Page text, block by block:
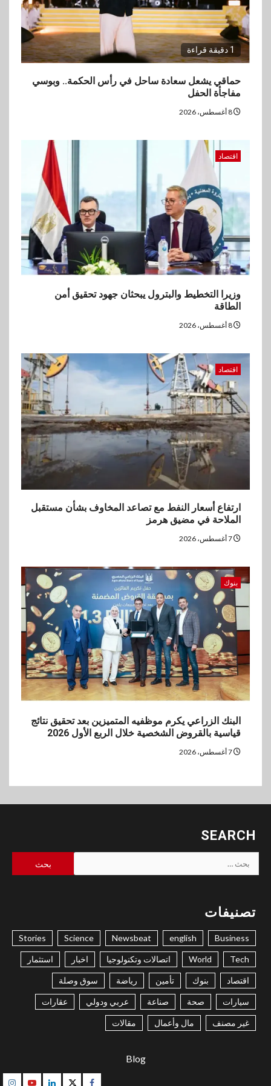
المخاوف بشأن مستقبل الملاحة
في مضيق هرمز
4 بنوك
البنك الزراعي يكرم موظفيه
المتميزين بعد تحقيق نتائج قياسية
إنتيسا سان باولو تحقق 5.6 مليار
يورو صافي ربح في النصف الأول
2026
1 دقيقة قراءة
حماقي يشعل سعادة ساحل في رأس الحكمة.. وبوسي
مفاجأة الحفل
اقتصاد
وزيرا التخطيط والبترول يبحثان جهود تحقيق أمن
الطاقة
اقتصاد
ارتفاع أسعار النفط مع تصاعد المخاوف بشأن مستقبل
الملاحة في مضيق هرمز
بنوك
البنك الزراعي يكرم موظفيه المتميزين بعد تحقيق نتائج
قياسية بالقروض الشخصية خلال الربع الأول 2026
SEARCH
البحث
عن:
تصنيفات
Business
english
Newsbeat
Science
Stories
Tech
World اتصالات وتكنولوجيا اخبار استثمار
اقتصاد بنوك تأمين رياضة سوق وصلة
سيارات صحة صناعة عربي ودولي عقارات
غير مصنف مال وأعمال مقالات
Blog
Facebook
Twitter
Linkedin
Youtube